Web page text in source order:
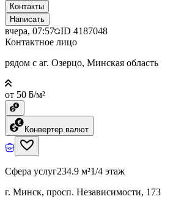
Контакты
Написать
вчера, 07:57 ID 4187048
Контактное лицо
рядом с аг. Озерцо, Минская область
от 50 ƃ/м²
Конвертер валют
Сфера услуг234.9 м²1/4 этаж
г. Минск, просп. Независимости, 173